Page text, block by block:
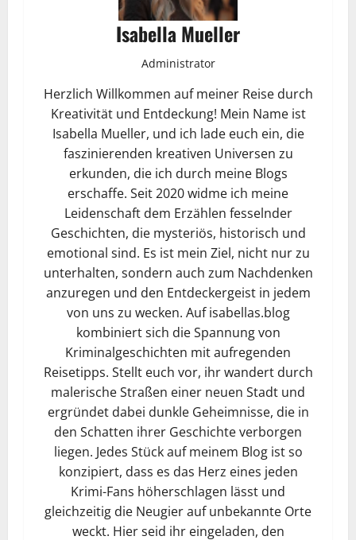
Isabella Mueller
Administrator
Herzlich Willkommen auf meiner Reise durch
Kreativität und Entdeckung! Mein Name ist
Isabella Mueller, und ich lade euch ein, die
faszinierenden kreativen Universen zu
erkunden, die ich durch meine Blogs
erschaffe. Seit 2020 widme ich meine
Leidenschaft dem Erzählen fesselnder
Geschichten, die mysteriös, historisch und
emotional sind. Es ist mein Ziel, nicht nur zu
unterhalten, sondern auch zum Nachdenken
anzuregen und den Entdeckergeist in jedem
von uns zu wecken. Auf isabellas.blog
kombiniert sich die Spannung von
Kriminalgeschichten mit aufregenden
Reisetipps. Stellt euch vor, ihr wandert durch
malerische Straßen einer neuen Stadt und
ergründet dabei dunkle Geheimnisse, die in
den Schatten ihrer Geschichte verborgen
liegen. Jedes Stück auf meinem Blog ist so
konzipiert, dass es das Herz eines jeden
Krimi-Fans höherschlagen lässt und
gleichzeitig die Neugier auf unbekannte Orte
weckt. Hier seid ihr eingeladen, den